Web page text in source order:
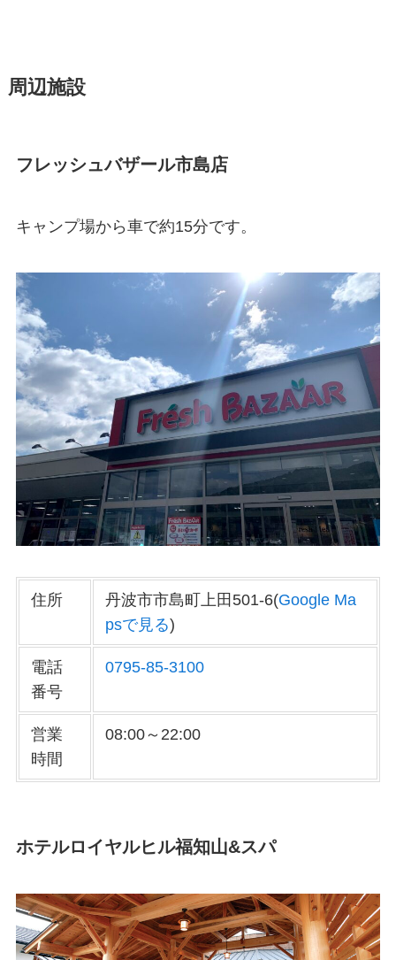
周辺施設
フレッシュバザール市島店
キャンプ場から車で約15分です。
住所 丹波市市島町上田501-6(Google Ma
psで見る)
電話
番号
0795-85-3100
営業
時間
08:00～22:00
ホテルロイヤルヒル福知山&スパ